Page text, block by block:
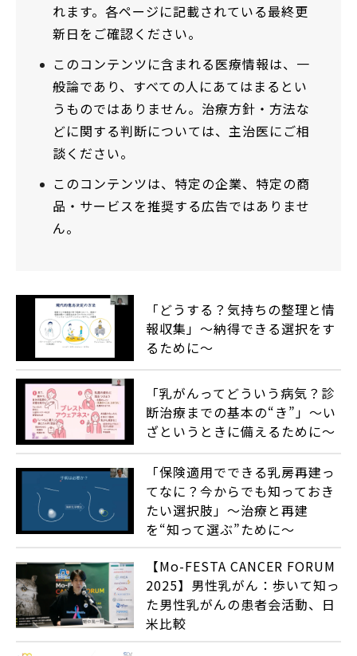
れます。各ページに記載されている最終更
新日をご確認ください。
このコンテンツに含まれる医療情報は、一
般論であり、すべての人にあてはまるとい
うものではありません。治療方針・方法な
どに関する判断については、主治医にご相
談ください。
このコンテンツは、特定の企業、特定の商
品・サービスを推奨する広告ではありませ
ん。
「どうする？気持ちの整理と情
報収集」～納得できる選択をす
るために～
「乳がんってどういう病気？診
断治療までの基本の“き”」～い
ざというときに備えるために～
「保険適用でできる乳房再建っ
てなに？今からでも知っておき
たい選択肢」～治療と再建
を“知って選ぶ”ために～
【Mo-FESTA CANCER FORUM
2025】男性乳がん：歩いて知っ
た男性乳がんの患者会活動、日
米比較